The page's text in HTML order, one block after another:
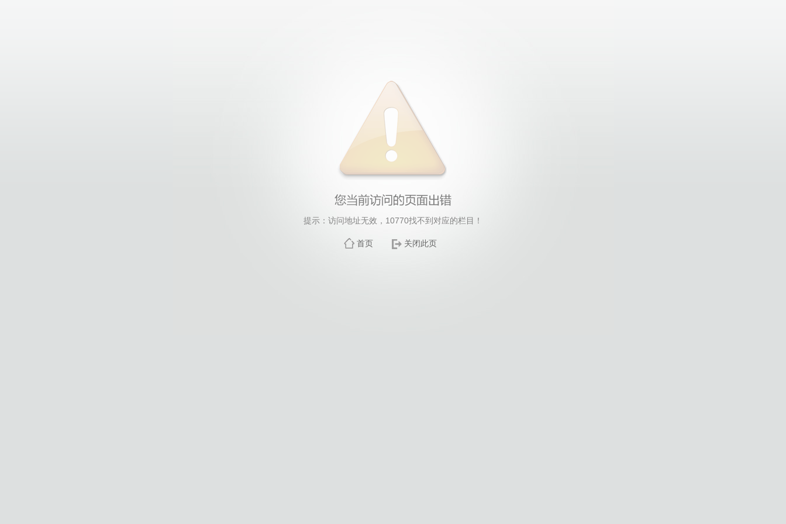
提示：访问地址无效，10770找不到对应的栏目！
首页 关闭此页